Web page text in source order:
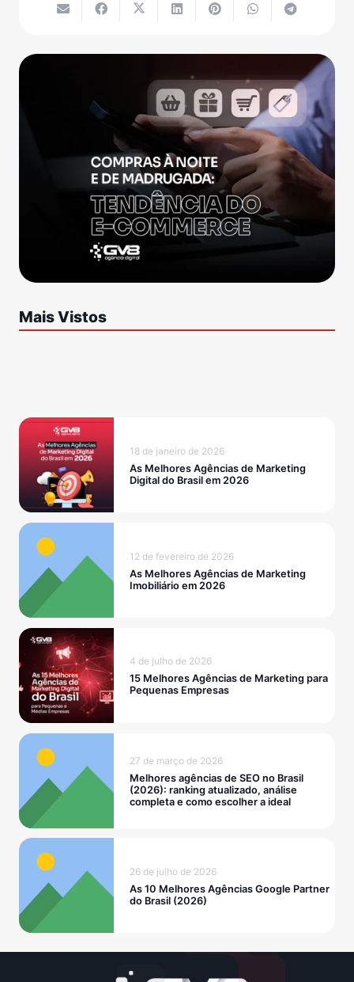
Mais Vistos
18 de janeiro de 2026
As Melhores Agências de Marketing
Digital do Brasil em 2026
12 de fevereiro de 2026
As Melhores Agências de Marketing
Imobiliário em 2026
4 de julho de 2026
15 Melhores Agências de Marketing para
Pequenas Empresas
27 de março de 2026
Melhores agências de SEO no Brasil
(2026): ranking atualizado, análise
completa e como escolher a ideal
26 de julho de 2026
As 10 Melhores Agências Google Partner
do Brasil (2026)